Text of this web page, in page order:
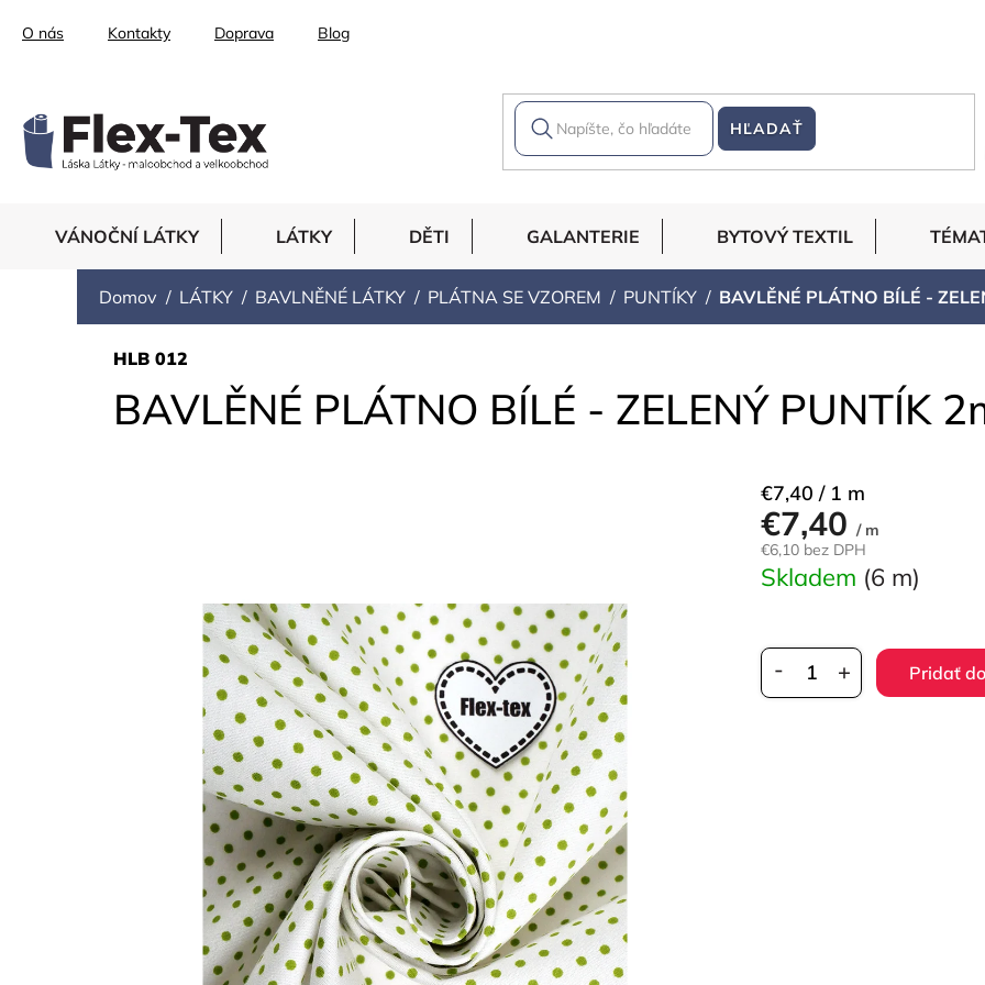
O nás Kontakty Doprava Blog
HĽADAŤ
VÁNOČNÍ LÁTKY LÁTKY DĚTI GALANTERIE BYTOVÝ TEXTIL
Domov LÁTKY BAVLNĚNÉ LÁTKY PLÁTNA SE VZOREM PUNTÍKY BAVLĚNÉ PLÁTNO BÍLÉ -
BAVLĚNÉ PLÁTNO BÍLÉ - ZELENÝ PUNTÍK
HLB 012
€7,40 / m
€6,10 bez DPH
Jednotková
cena:
€7,40 / 1 m
Skladem (6 m)
Pridať